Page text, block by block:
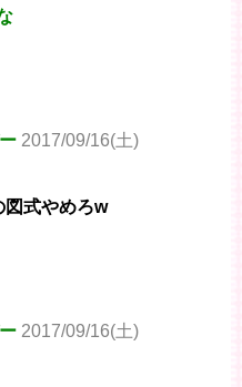
2017/09/16(土)
図式やめろw
2017/09/16(土)